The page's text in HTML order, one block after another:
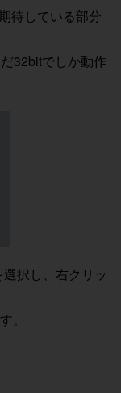
待している部分
32bitでしか動作
択し、右クリッ
。